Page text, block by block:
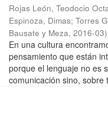
Rojas León, Teodocio
Espinoza, Dimas; Torres
Bausate y Meza, 2016-03)
En una cultura
pensamiento que están
porque el lenguaje no es
comunicación sino, sobre